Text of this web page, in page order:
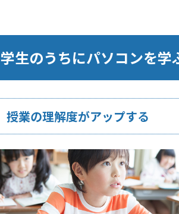
学生のうちにパソコンを学
授業の理解度がアップする